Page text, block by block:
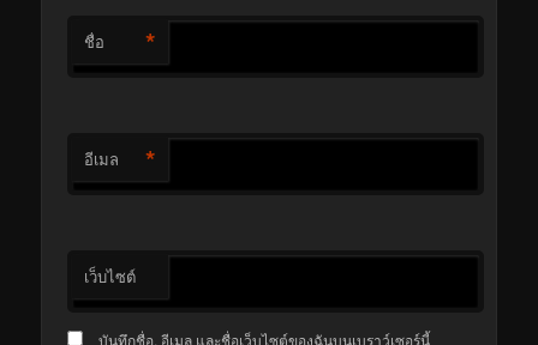
ชื่อ *
อีเมล *
เว็บไซต์
บันทึกชื่อ, อีเมล และชื่อเว็บไซต์ของฉันบนเบราว์เซอร์นี้